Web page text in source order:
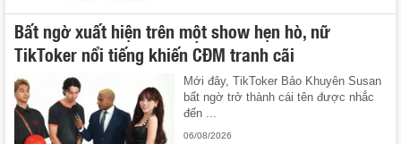
Bất ngờ xuất hiện trên một show hẹn hò, nữ
TikToker nổi tiếng khiến CĐM tranh cãi
Mới đây, TikToker Bảo Khuyên Susan
bất ngờ trở thành cái tên được nhắc
đến ...
06/08/2026